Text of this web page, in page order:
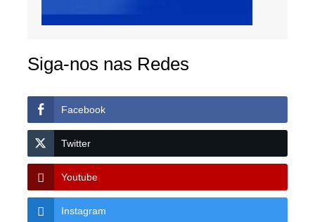
Siga-nos nas Redes
Facebook
Twitter
Youtube
Instagram